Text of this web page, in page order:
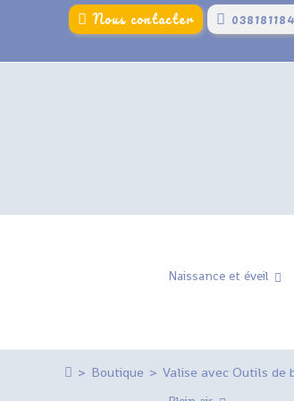
Nous contacter
Naissance et éveil
> Boutique > Valise avec Outils de